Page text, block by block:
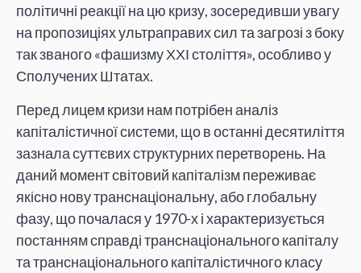
політичні реакції на цю кризу, зосередивши увагу
на пропозиціях ультраправих сил та загрозі з боку
так званого «фашизму ХХІ століття», особливо у
Сполучених Штатах.
Перед лицем кризи нам потрібен аналіз
капіталістичної системи, що в останні десятиліття
зазнала суттєвих структурних перетворень. На
даний момент світовий капіталізм переживає
якісно нову транснаціональну, або глобальну
фазу, що почалася у 1970-х і характеризується
постанням справді транснаціонального капіталу
та транснаціонального капіталістичного класу